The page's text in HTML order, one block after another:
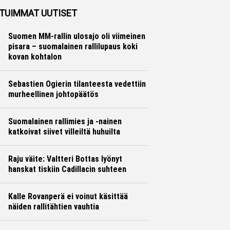
UUTISET
Suomen MM-rallin ulosajo oli viimeinen
pisara – suomalainen rallilupaus koki
kovan kohtalon
Sebastien Ogierin tilanteesta vedettiin
murheellinen johtopäätös
Suomalainen rallimies ja -nainen
katkoivat siivet villeiltä huhuilta
Raju väite: Valtteri Bottas lyönyt
hanskat tiskiin Cadillacin suhteen
Kalle Rovanperä ei voinut käsittää
näiden rallitähtien vauhtia